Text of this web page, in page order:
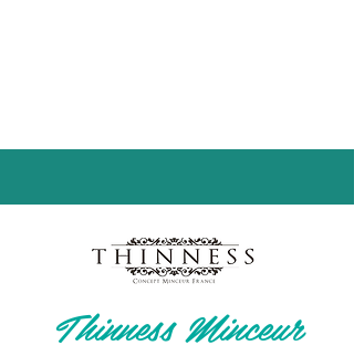
Thinness Minceur